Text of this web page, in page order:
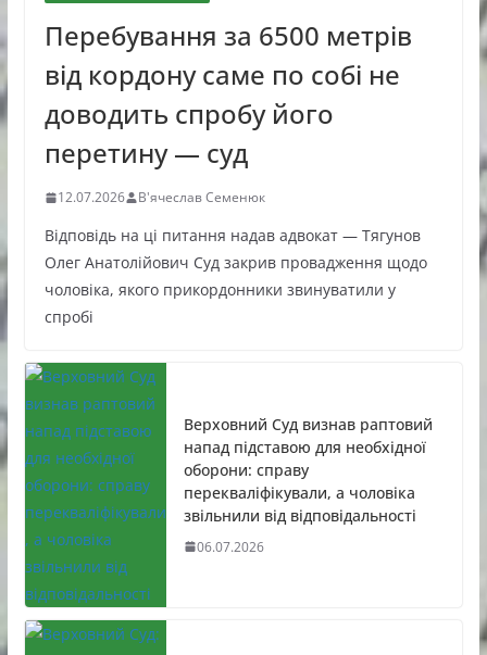
Перебування за 6500 метрів
від кордону саме по собі не
доводить спробу його
перетину — суд
12.07.2026 В'ячеслав Семенюк
Відповідь на ці питання надав адвокат — Тягунов
Олег Анатолійович Суд закрив провадження щодо
чоловіка, якого прикордонники звинуватили у
спробі
Верховний Суд визнав раптовий
напад підставою для необхідної
оборони: справу
перекваліфікували, а чоловіка
звільнили від відповідальності
06.07.2026